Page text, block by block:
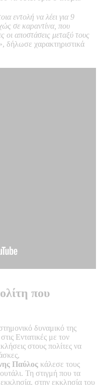
εντολή να λέει για 9
σε καραντίνα, που
οι αποστάσεις μεταξύ τους
δήλωσε χαρακτηριστικά
που
δυναμικό της
Εντατικές με τον
στους πολίτες να
Παύλος κάλεσε τους
Τη στιγμή που τα
στην εκκλησία του